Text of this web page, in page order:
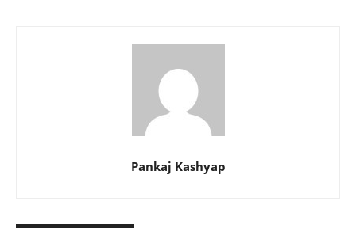
Pankaj Kashyap